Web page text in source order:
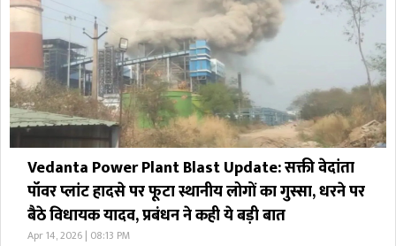
Vedanta Power Plant Blast Update: सक्ती वेदांता
पॉवर प्लांट हादसे पर फूटा स्थानीय लोगों का गुस्सा, धरने पर
बैठे विधायक यादव, प्रबंधन ने कही ये बड़ी बात
Apr 14, 2026 | 08:13 PM